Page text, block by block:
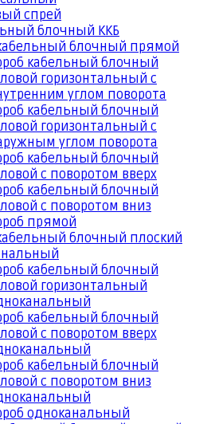
спрей
блочный ККБ
блочный прямой
кабельный блочный
горизонтальный с
углом поворота
кабельный блочный
горизонтальный с
углом поворота
кабельный блочный
с поворотом вверх
кабельный блочный
с поворотом вниз
прямой
блочный плоский
кабельный блочный
горизонтальный
кабельный блочный
с поворотом вверх
кабельный блочный
с поворотом вниз
одноканальный